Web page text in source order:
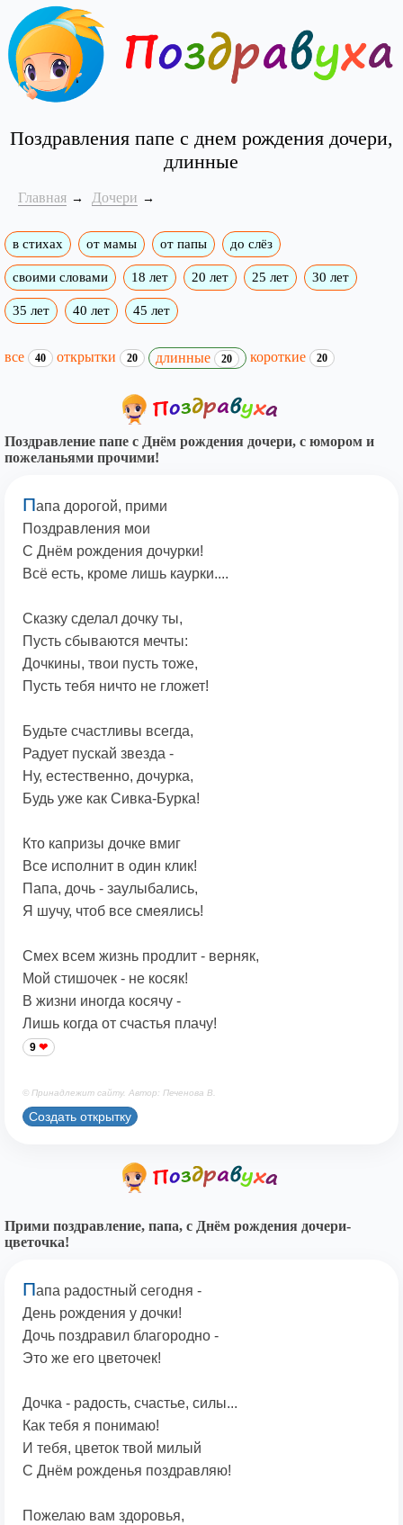
Поздравления папе с днем рождения дочери,
длинные
Главная Дочери
в стихах от мамы от папы до слёз
своими словами 18 лет 20 лет 25 лет 30 лет
35 лет 40 лет 45 лет
все 40 открытки 20 длинные 20 короткие 20
Поздравление папе с Днём рождения дочери, с юмором и
пожеланьями прочими!
Папа дорогой, прими
Поздравления мои
С Днём рождения дочурки!
Всё есть, кроме лишь каурки....
Сказку сделал дочку ты,
Пусть сбываются мечты:
Дочкины, твои пусть тоже,
Пусть тебя ничто не гложет!
Будьте счастливы всегда,
Радует пускай звезда -
Ну, естественно, дочурка,
Будь уже как Сивка-Бурка!
Кто капризы дочке вмиг
Все исполнит в один клик!
Папа, дочь - заулыбались,
Я шучу, чтоб все смеялись!
Смех всем жизнь продлит - верняк,
Мой стишочек - не косяк!
В жизни иногда косячу -
Лишь когда от счастья плачу!
9
© Принадлежит сайту. Автор: Печенова В.
Создать открытку
Прими поздравление, папа, с Днём рождения дочери-
цветочка!
Папа радостный сегодня -
День рождения у дочки!
Дочь поздравил благородно -
Это же его цветочек!
Дочка - радость, счастье, силы...
Как тебя я понимаю!
И тебя, цветок твой милый
С Днём рожденья поздравляю!
Пожелаю вам здоровья,